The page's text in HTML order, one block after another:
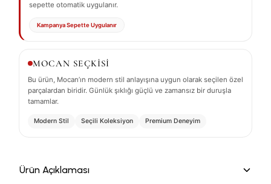
sepette otomatik uygulanır.
Kampanya Sepette Uygulanır
MOCAN SEÇKİSİ
Bu ürün, Mocan’ın modern stil anlayışına uygun olarak seçilen özel
parçalardan biridir. Günlük şıklığı güçlü ve zamansız bir duruşla
tamamlar.
Modern Stil Seçili Koleksiyon Premium Deneyim
Ürün Açıklaması